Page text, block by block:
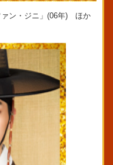
ァン・ジニ」(06年) ほか